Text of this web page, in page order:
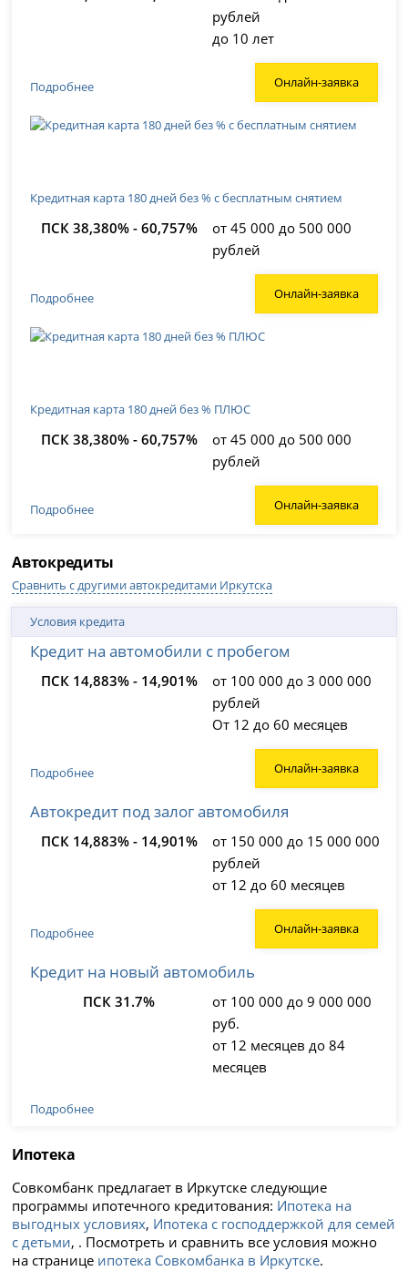
рублей
до 10 лет
Подробнее Онлайн-заявка
Кредитная карта 180 дней без % с бесплатным снятием
ПСК 38,380% - 60,757%
от 45 000 до 500 000
рублей
Подробнее Онлайн-заявка
Кредитная карта 180 дней без % ПЛЮС
ПСК 38,380% - 60,757%
от 45 000 до 500 000
рублей
Подробнее Онлайн-заявка
Автокредиты
Сравнить с другими автокредитами Иркутска
Условия кредита
Кредит на автомобили с пробегом
ПСК 14,883% - 14,901%
от 100 000 до 3 000 000
рублей
От 12 до 60 месяцев
Подробнее Онлайн-заявка
Автокредит под залог автомобиля
ПСК 14,883% - 14,901%
от 150 000 до 15 000 000
рублей
от 12 до 60 месяцев
Подробнее Онлайн-заявка
Кредит на новый автомобиль
ПСК 31.7%
от 100 000 до 9 000 000
руб.
от 12 месяцев до 84
месяцев
Подробнее
Ипотека
Совкомбанк предлагает в Иркутске следующие
программы ипотечного кредитования: Ипотека на
выгодных условиях, Ипотека с господдержкой для семей
с детьми, . Посмотреть и сравнить все условия можно
на странице ипотека Совкомбанка в Иркутске.